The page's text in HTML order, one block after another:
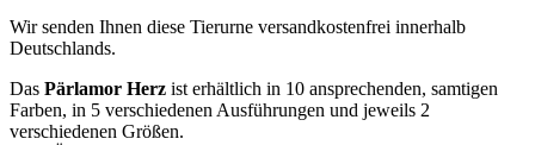
Wir senden Ihnen diese Tierurne versandkostenfrei innerhalb
Deutschlands.
Das Pärlamor Herz ist erhältlich in 10 ansprechenden, samtigen
Farben, in 5 verschiedenen Ausführungen und jeweils 2
verschiedenen Größen.